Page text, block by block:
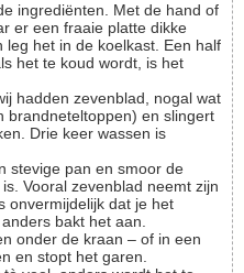
er een fraaie platte dikke
leg het in de koelkast. Een half
het te koud wordt, is het
brandneteltoppen) en slingert
Drie keer wassen is
Vooral zevenblad neemt zijn
onvermijdelijk dat je het
bakt het aan.
en stopt het garen.